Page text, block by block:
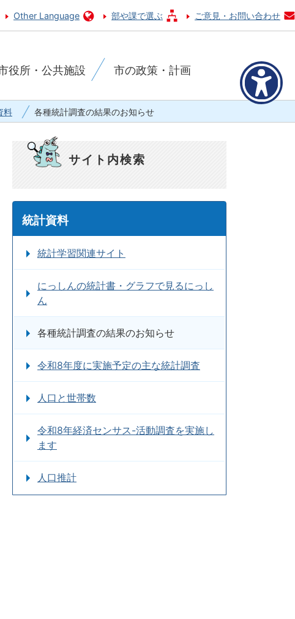
Other Language 部や課で選ぶ ご意見・お問い合わせ
役所・公共施設 市の政策・計画
料 各種統計調査の結果のお知らせ
サイト内検索
統計資料
統計学習関連サイト
にっしんの統計書・グラフで見るにっし
ん
各種統計調査の結果のお知らせ
令和8年度に実施予定の主な統計調査
人口と世帯数
令和8年経済センサス-活動調査を実施し
ます
人口推計